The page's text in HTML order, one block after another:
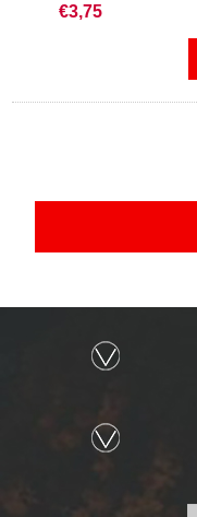
€3,75